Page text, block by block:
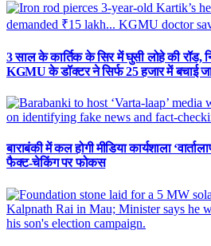
3 साल के कार्तिक के सिर में घुसी लोहे की रॉड,
KGMU के डॉक्टर ने सिर्फ 25 हजार में बचाई
बाराबंकी में कल होगी मीडिया कार्यशाला
फैक्ट-चेकिंग पर फोकस